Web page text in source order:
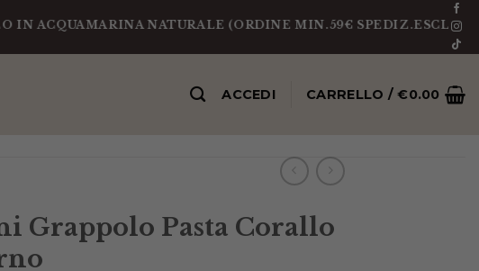
NATURALE (ORDINE MIN.59€ SPEDIZ.ESCLUSA)
ACCEDI CARRELLO /€0.00
Grappolo Pasta Corallo